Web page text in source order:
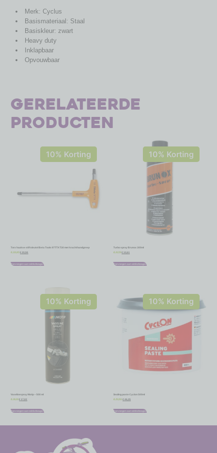
Merk: Cyclus
Basismateriaal: Staal
Basiskleur: zwart
Heavy duty
Inklapbaar
Opvouwbaar
Gerelateerde
producten
10% Korting
Torx haakse stiftsleutel Beta Tools 97TTX T30 met krachthandgreep
€ 22,87 € 20,58
Toevoegen aan winkelwagen
10% Korting
Turbo spray Brunox 300ml
€ 11,79 € 10,61
Toevoegen aan winkelwagen
10% Korting
Vaselinespray Motip – 500 ml
€ 18,91 € 17,02
Toevoegen aan winkelwagen
10% Korting
Sealing paste Cyclon 500ml
€ 51,50 € 46,35
Toevoegen aan winkelwagen